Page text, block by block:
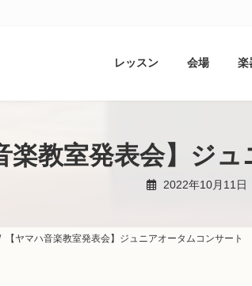
レッスン 会場 楽
楽教室発表会】ジ
2022年10月11日
【ヤマハ音楽教室発表会】ジュニアオータムコンサート